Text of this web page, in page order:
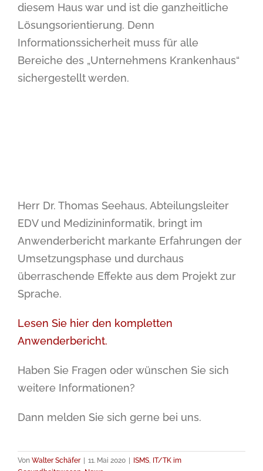
diesem Haus war und ist die ganzheitliche
Lösungsorientierung. Denn
Informationssicherheit muss für alle
Bereiche des „Unternehmens Krankenhaus“
sichergestellt werden.
Herr Dr. Thomas Seehaus, Abteilungsleiter
EDV und Medizininformatik, bringt im
Anwenderbericht markante Erfahrungen der
Umsetzungsphase und durchaus
überraschende Effekte aus dem Projekt zur
Sprache.
Lesen Sie hier den kompletten
Anwenderbericht.
Haben Sie Fragen oder wünschen Sie sich
weitere Informationen?
Dann melden Sie sich gerne bei uns.
Von Walter Schäfer 11. Mai 2020 ISMS, IT/TK im